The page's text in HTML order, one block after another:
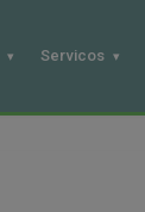
Servicos